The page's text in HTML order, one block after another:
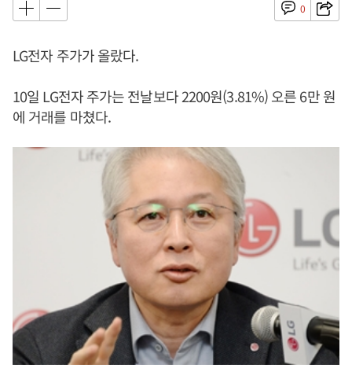
0
LG전자 주가가 올랐다.
10일 LG전자 주가는 전날보다 2200원(3.81%) 오른 6만 원
에 거래를 마쳤다.